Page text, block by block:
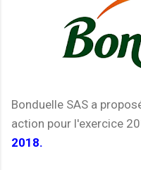
Bonduelle SAS a
action pour l'exercice
2018.